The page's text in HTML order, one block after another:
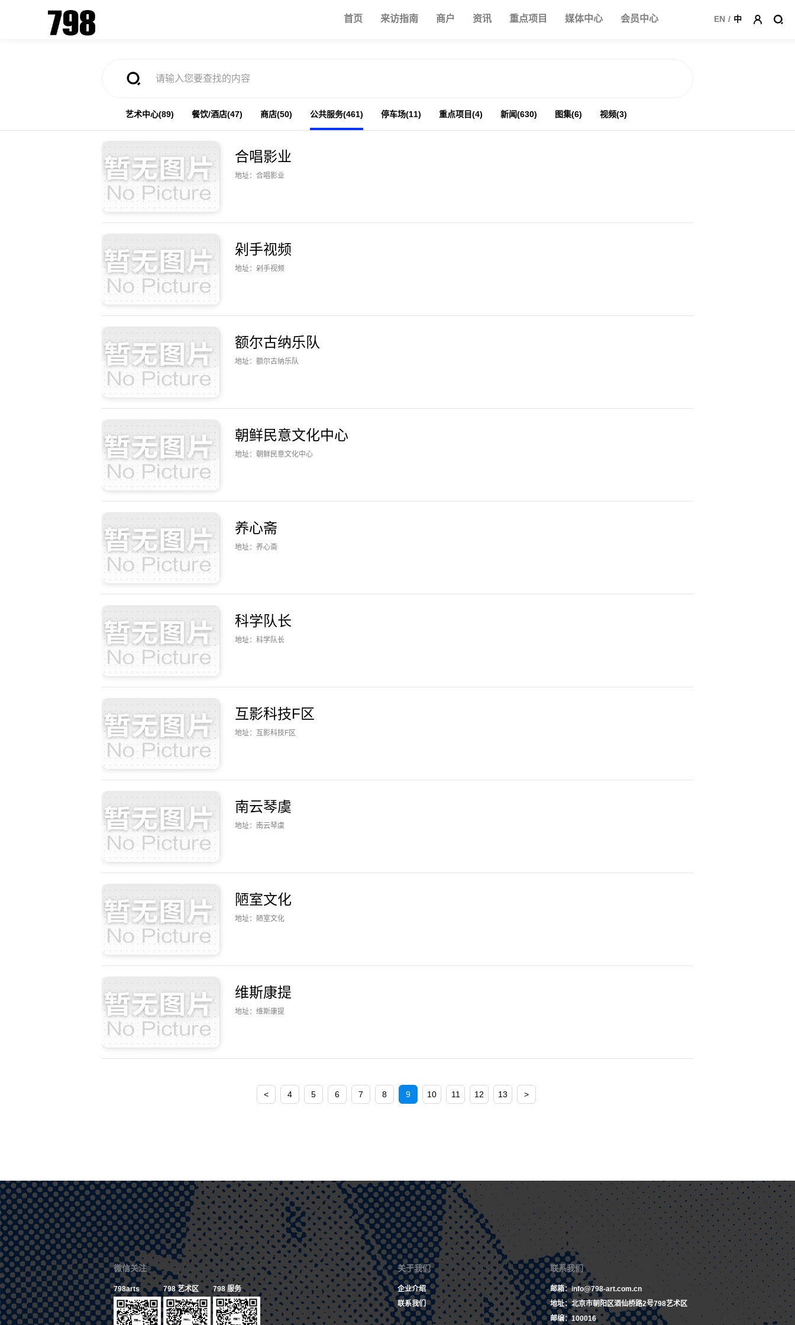
首页 来访指南 商户 资讯 重点项目 媒体中心 会员中心 EN / 中
艺术中心(89) 餐饮/酒店(47) 商店(50) 公共服务(461) 停车场(11) 重点项目(4) 新闻(630) 图集(6) 视频(3)
合唱影业
地址：合唱影业
剁手视频
地址：剁手视频
额尔古纳乐队
地址：额尔古纳乐队
朝鲜民意文化中心
地址：朝鲜民意文化中心
养心斋
地址：养心斋
科学队长
地址：科学队长
互影科技F区
地址：互影科技F区
南云琴虞
地址：南云琴虞
陋室文化
地址：陋室文化
维斯康提
地址：维斯康提
< 4 5 6 7 8 9 10 11 12 13 >
微信关注
798arts 798 艺术区 798 服务
关于我们
企业介绍
联系我们
联系我们
邮箱：info@798-art.com.cn
地址：北京市朝阳区酒仙桥路2号798艺术区
邮编：100016